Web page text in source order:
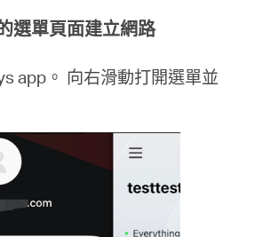
選單頁面建立網路
app。 向右滑動打開選單並